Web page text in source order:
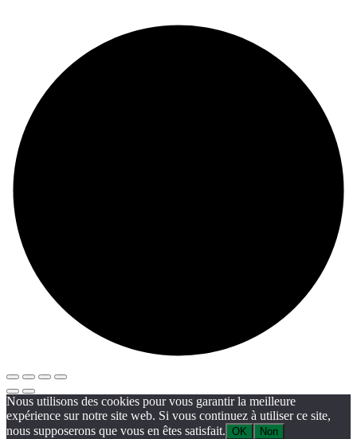
Nous utilisons des cookies pour vous garantir la meilleure
expérience sur notre site web. Si vous continuez à utiliser ce site,
nous supposerons que vous en êtes satisfait. OK Non